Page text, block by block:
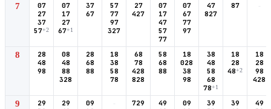
7
07
27
37
57+2
07
17
27
67+1
37
67
57
77
97
327
27
427
07
17
47
57
77
07
67
77
97
47
827
87 -
8
28
48
98
08
48
88
328
28
68
88
18
38
58
78
68
78
428
828
58
68
88
18
028
38
98
38
48
58
68
78+1
18
28
48+2
18
28
98
428
9
29
29
09
- 729
49
09
39
39
49